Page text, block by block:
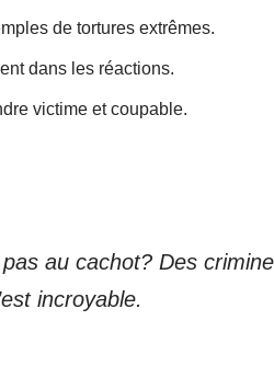
de tortures extrêmes.
dans les réactions.
victime et coupable.
au cachot? Des
incroyable.